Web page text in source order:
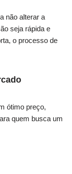
não alterar a
seja rápida e
o processo de
ótimo preço,
quem busca um